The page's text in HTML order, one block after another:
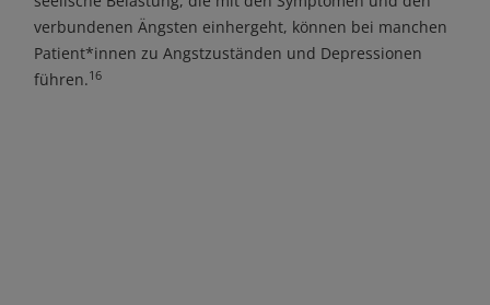
verbundenen Ängsten einhergeht, können bei manchen
Patient*innen zu Angstzuständen und Depressionen
führen.16